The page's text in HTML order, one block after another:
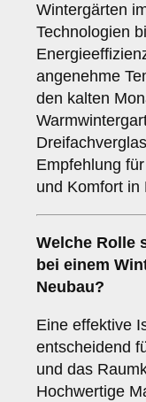
Wintergärten
Technologien
angenehme
den kalten
Empfehlung
und Komfort in
Welche Rolle
bei einem
Neubau?
Eine effektive
entscheidend
und das
Hochwertige